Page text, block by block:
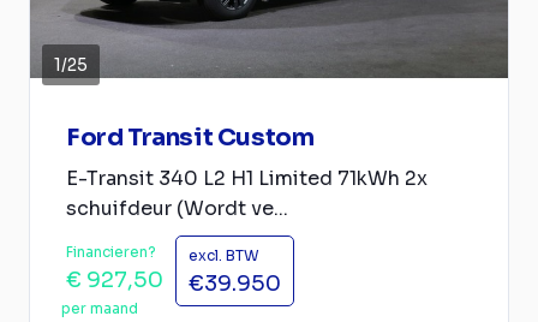
1/25
Ford Transit Custom
E-Transit 340 L2 H1 Limited 71kWh 2x
schuifdeur (Wordt ve...
Financieren?
€ 927,50
per maand
excl. BTW
€39.950